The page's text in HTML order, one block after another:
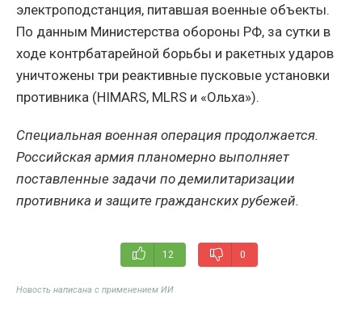
электроподстанция, питавшая военные объекты.
По данным Министерства обороны РФ, за сутки в
ходе контрбатарейной борьбы и ракетных ударов
уничтожены три реактивные пусковые установки
противника (HIMARS, MLRS и «Ольха»).
Специальная военная операция продолжается.
Российская армия планомерно выполняет
поставленные задачи по демилитаризации
противника и защите гражданских рубежей.
12 0
Новость написана с применением ИИ